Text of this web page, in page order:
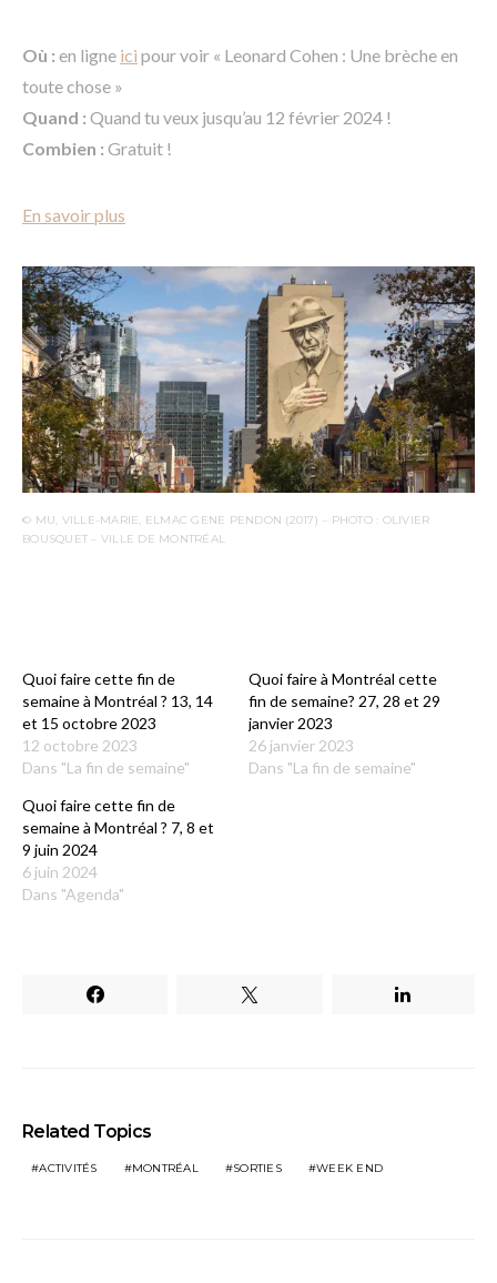
Où : en ligne ici pour voir « Leonard Cohen : Une brèche en
toute chose »
Quand : Quand tu veux jusqu’au 12 février 2024 !
Combien : Gratuit !
En savoir plus
© MU, VILLE-MARIE, ELMAC GENE PENDON (2017) – PHOTO : OLIVIER
BOUSQUET – VILLE DE MONTRÉAL
Quoi faire cette fin de
semaine à Montréal ? 13, 14
et 15 octobre 2023
12 octobre 2023
Dans "La fin de semaine"
Quoi faire à Montréal cette
fin de semaine? 27, 28 et 29
janvier 2023
26 janvier 2023
Dans "La fin de semaine"
Quoi faire cette fin de
semaine à Montréal ? 7, 8 et
9 juin 2024
6 juin 2024
Dans "Agenda"
Related Topics
ACTIVITÉS MONTRÉAL SORTIES WEEK END